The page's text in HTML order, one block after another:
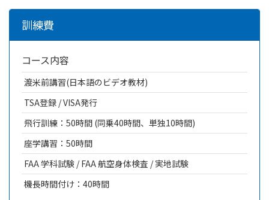
訓練費
コース内容
渡米前講習(日本語のビデオ教材)
TSA登録 / VISA発行
飛行訓練：50時間 (同乗40時間、単独10時間)
座学講習：50時間
FAA 学科試験 / FAA 航空身体検査 / 実地試験
機長時間付け：40時間